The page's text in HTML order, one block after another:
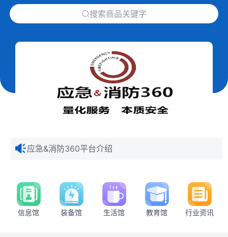
搜索商品关键字
下拉刷新
应急&消防360平台介绍
信息馆 装备馆 生活馆 教育馆 行业资讯